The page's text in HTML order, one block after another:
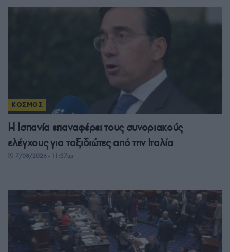
ΚΟΣΜΟΣ
Η Ισπανία επαναφέρει τους συνοριακούς
ελέγχους για ταξιδιώτες από την Ιταλία
7/08/2026 - 11:57μμ